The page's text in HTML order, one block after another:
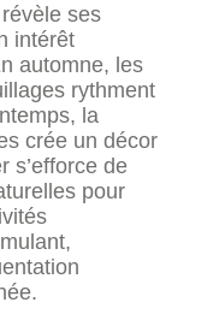
ses
intérêt
automne, les
rythment
la
crée un décor
s’efforce de
pour